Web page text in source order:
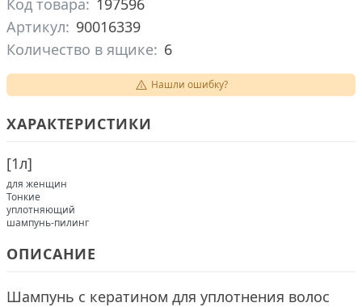
Код товара: 197596
Артикул: 90016339
Количество в ящике: 6
Нашли ошибку?
ХАРАКТЕРИСТИКИ
[1л]
для женщин
Тонкие
уплотняющий
шампунь-пилинг
ОПИСАНИЕ
Шампунь с кератином для уплотнения волос